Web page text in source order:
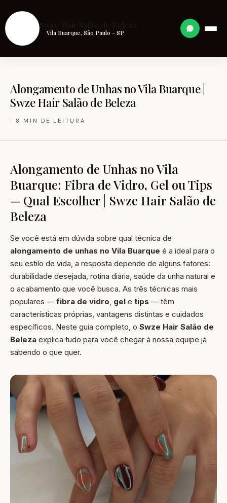
Vila Buarque, São Paulo - SP
Alongamento de Unhas no Vila Buarque |
Swze Hair Salão de Beleza
· 8 MIN DE LEITURA
Alongamento de Unhas no Vila
Buarque: Fibra de Vidro, Gel ou Tips
— Qual Escolher | Swze Hair Salão de
Beleza
Se você está em dúvida sobre qual técnica de
alongamento de unhas no Vila Buarque é a ideal para o
seu estilo de vida, a resposta depende de alguns fatores:
durabilidade desejada, rotina diária, saúde da unha natural e
o acabamento que você busca. As três técnicas mais
populares — fibra de vidro, gel e tips — têm
características próprias, vantagens distintas e cuidados
específicos. Neste guia completo, o Swze Hair Salão de
Beleza explica tudo para você chegar à nossa equipe já
sabendo o que quer.